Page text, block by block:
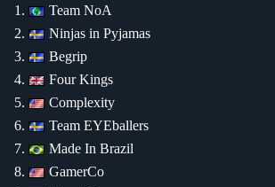
Team NoA
Ninjas in Pyjamas
Begrip
Four Kings
Complexity
Team EYEballers
Made In Brazil
GamerCo